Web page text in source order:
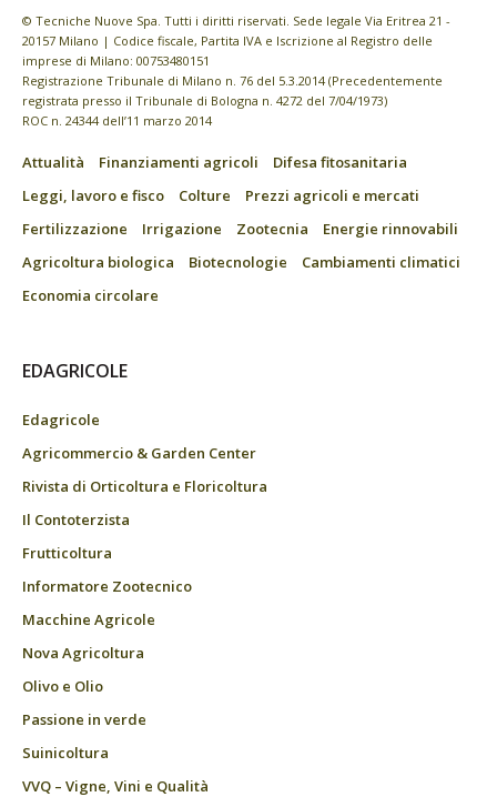
© Tecniche Nuove Spa. Tutti i diritti riservati. Sede legale Via Eritrea 21 -
20157 Milano | Codice fiscale, Partita IVA e Iscrizione al Registro delle
imprese di Milano: 00753480151
Registrazione Tribunale di Milano n. 76 del 5.3.2014 (Precedentemente
registrata presso il Tribunale di Bologna n. 4272 del 7/04/1973)
ROC n. 24344 dell’11 marzo 2014
Attualità Finanziamenti agricoli
Difesa fitosanitaria
Leggi, lavoro e fisco
Colture
Prezzi agricoli e mercati
Fertilizzazione
Irrigazione Zootecnia
Energie rinnovabili
Agricoltura biologica
Biotecnologie
Cambiamenti climatici
Economia circolare
EDAGRICOLE
Edagricole
Agricommercio & Garden Center
Rivista di Orticoltura e Floricoltura
Il Contoterzista
Frutticoltura
Informatore Zootecnico
Macchine Agricole
Nova Agricoltura
Olivo e Olio
Passione in verde
Suinicoltura
VVQ – Vigne, Vini e Qualità